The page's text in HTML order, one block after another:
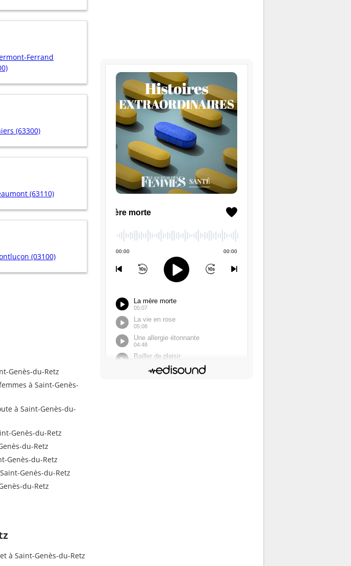
Ferrand
(63300)
(63110)
(03100)
Genès-du-Retz
à Saint-Genès-
à Saint-Genès-du-
Genès-du-Retz
du-Retz
Genès-du-Retz
Genès-du-Retz
du-Retz
à Saint-Genès-du-Retz